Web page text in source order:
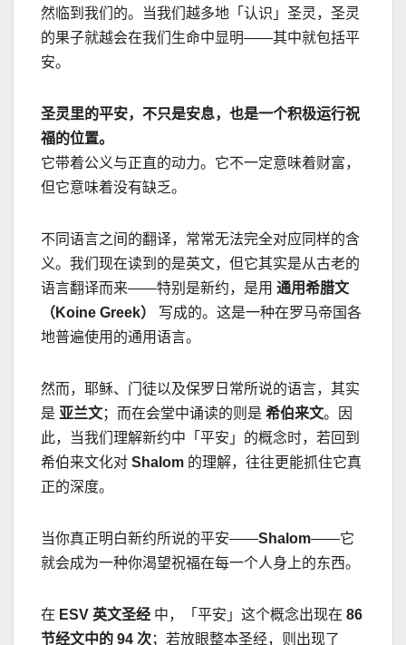
然临到我们的。当我们越多地「认识」圣灵，圣灵
的果子就越会在我们生命中显明——其中就包括平
安。
圣灵里的平安，不只是安息，也是一个积极运行祝
福的位置。
它带着公义与正直的动力。它不一定意味着财富，
但它意味着没有缺乏。
不同语言之间的翻译，常常无法完全对应同样的含
义。我们现在读到的是英文，但它其实是从古老的
语言翻译而来——特别是新约，是用 通用希腊文
（ Koine Greek）
写成的。这是一种在罗马帝国各
地普遍使用的通用语言。
然而，耶稣、门徒以及保罗日常所说的语言，其实
是 亚兰文；而在会堂中诵读的则是 希伯来文。因
此，当我们理解新约中「平安」的概念时，若回到
希伯来文化对 Shalom 的理解，往往更能抓住它真
正的深度。
当你真正明白新约所说的平安——Shalom——它
就会成为一种你渴望祝福在每一个人身上的东西。
在 ESV 英文圣经 中，「平安」这个概念出现在 86
节经文中的 94 次；若放眼整本圣经，则出现了